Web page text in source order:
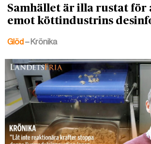
Samhället är illa rustat för
emot köttindustrins
Glöd – Krönika